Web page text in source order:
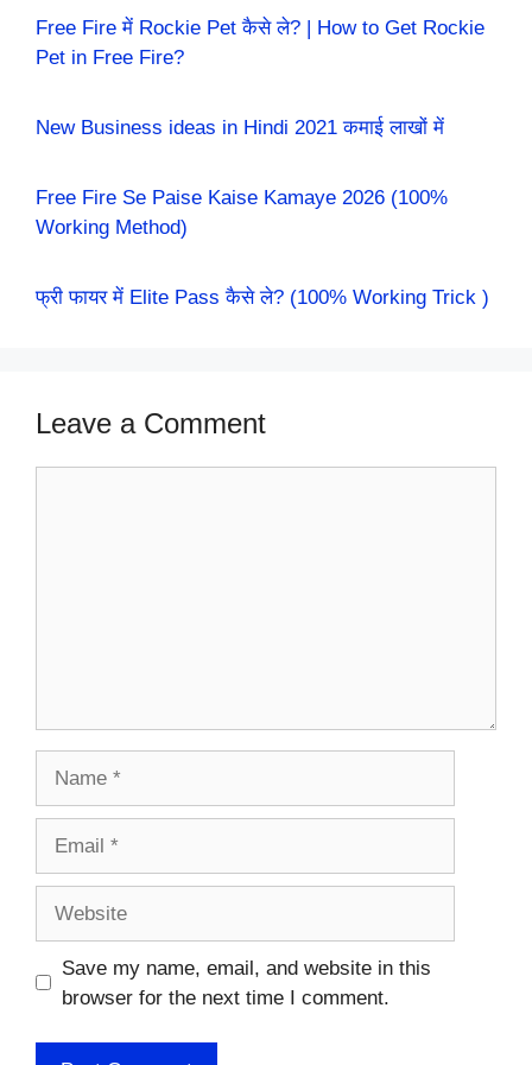
Free Fire में Rockie Pet कैसे ले? | How to Get Rockie
Pet in Free Fire?
New Business ideas in Hindi 2021 कमाई लाखों में
Free Fire Se Paise Kaise Kamaye 2026 (100%
Working Method)
फ्री फायर में Elite Pass कैसे ले? (100% Working Trick )
Leave a Comment
Save my name, email, and website in this
browser for the next time I comment.